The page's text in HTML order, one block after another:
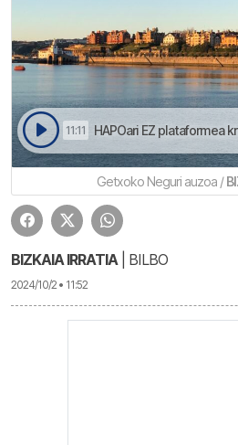
11:11 HAPOari EZ plataformea kritiko agertu da Andra Mari
Getxoko Neguri auzoa /
BIZKAIA IRRATIA | BILBO
2024/10/2 • 11:52